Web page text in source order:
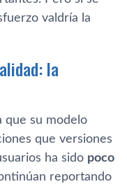
valdría la
la
que su modelo
que versiones
ha sido poco
reportando